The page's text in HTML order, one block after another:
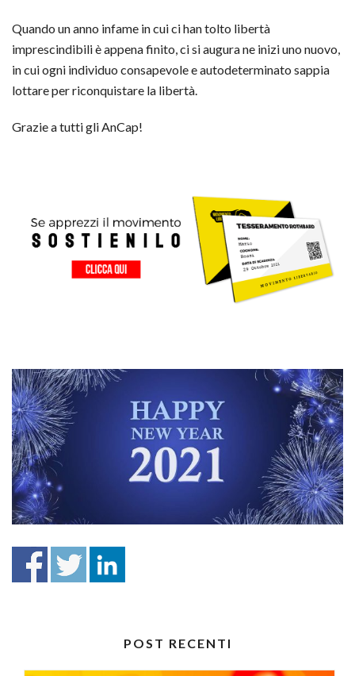
Quando un anno infame in cui ci han tolto libertà
imprescindibili è appena finito, ci si augura ne inizi uno nuovo,
in cui ogni individuo consapevole e autodeterminato sappia
lottare per riconquistare la libertà.
Grazie a tutti gli AnCap!
POST RECENTI